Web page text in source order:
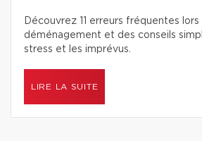
Découvrez 11 erreurs fréquentes lors
déménagement et des conseils
stress et les imprévus.
LIRE LA SUITE